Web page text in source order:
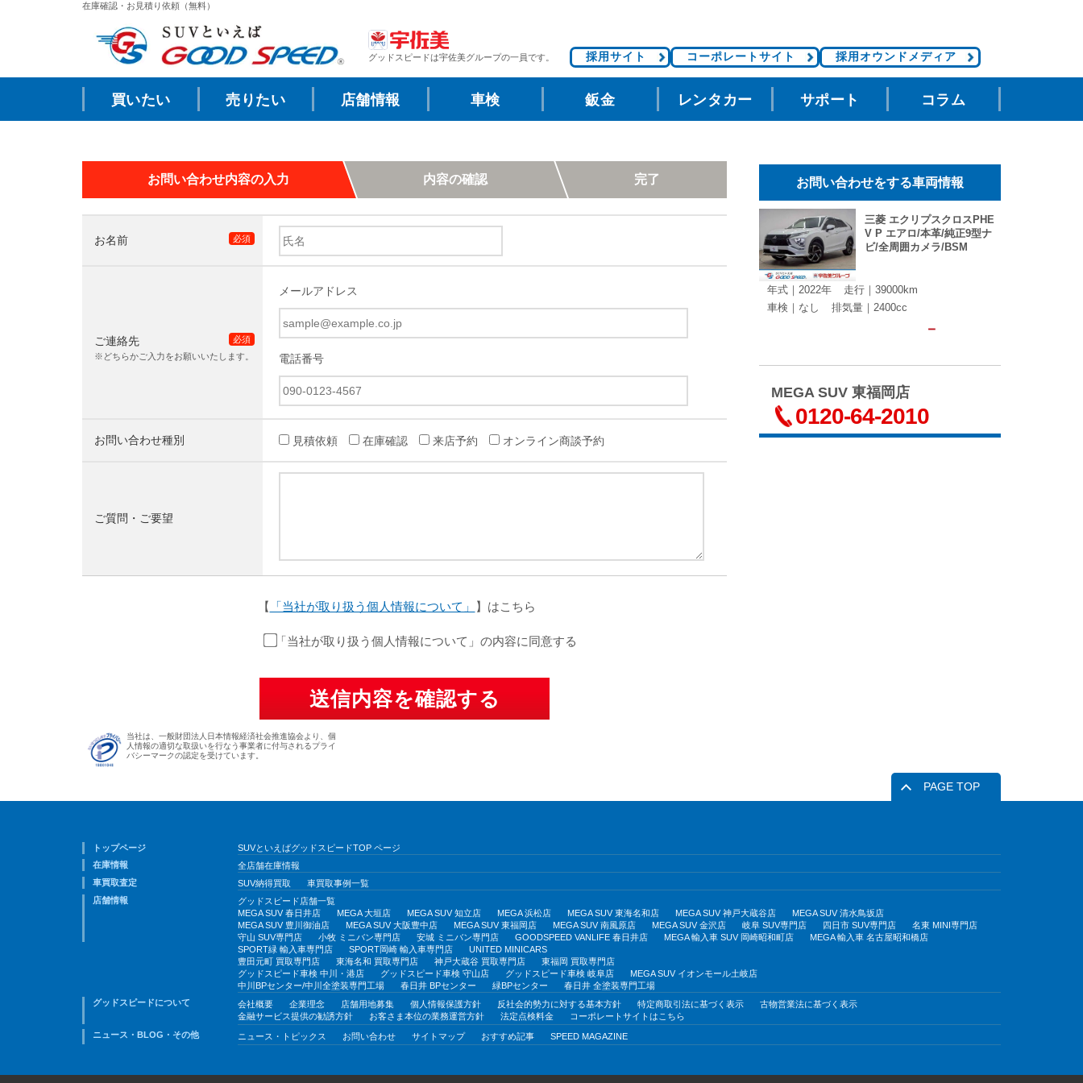
在庫確認・お見積り依頼（無料）
グッドスピードは宇佐美グループの一員です。 採用サイト コーポレートサイト 採用オウンドメディア
買いたい 売りたい 店舗情報 車検 鈑金 レンタカー サポート コラム
お問い合わせをする車両情報
三菱 エクリプスクロスPHE
V P エアロ/本革/純正9型ナ
ビ/全周囲カメラ/BSM
年式｜2022年
走行｜39000km
車検｜なし
排気量｜2400cc
－
MEGA SUV 東福岡店
0120-64-2010
お問い合わせ内容の入力 内容の確認 完了
お名前 必須
ご連絡先
必須
※どちらかご入力をお願いいたします。
メールアドレス
電話番号
お問い合わせ種別 見積依頼 在庫確認 来店予約 オンライン商談予約
ご質問・ご要望
【 「当社が取り扱う個人情報について」 】はこちら
「当社が取り扱う個人情報について」の内容に同意する
PAGE TOP
トップページ
SUVといえばグッドスピードTOP ページ
在庫情報
全店舗在庫情報
車買取査定
SUV納得買取
車買取事例一覧
店舗情報
グッドスピード店舗一覧
MEGA SUV 春日井店
MEGA 大垣店 MEGA SUV 知立店 MEGA 浜松店 MEGA SUV 東海名和店 MEGA SUV 神戸大蔵谷店
MEGA SUV 清水鳥坂店
MEGA SUV 豊川御油店
MEGA SUV 大阪豊中店 MEGA SUV 東福岡店 MEGA SUV 南風原店 MEGA SUV 金沢店 岐阜 SUV専門店 四日市 SUV専門店
名東 MINI専門店
守山 SUV専門店
小牧 ミニバン専門店 安城 ミニバン専門店 GOODSPEED VANLIFE 春日井店 MEGA 輸入車 SUV 岡崎昭和町店
MEGA 輸入車 名古屋昭和橋店
SPORT緑 輸入車専門店
SPORT岡崎 輸入車専門店
UNITED MINICARS
豊田元町 買取専門店
東海名和 買取専門店 神戸大蔵谷 買取専門店
東福岡 買取専門店
グッドスピード車検 中川・港店
グッドスピード車検 守山店 グッドスピード車検 岐阜店
MEGA SUV イオンモール土岐店
中川BPセンター/中川全塗装専門工場
春日井 BPセンター 緑BPセンター
春日井 全塗装専門工場
グッドスピードについて
会社概要 企業理念 店舗用地募集 個人情報保護方針 反社会的勢力に対する基本方針 特定商取引法に基づく表示
古物営業法に基づく表示
金融サービス提供の勧誘方針
お客さま本位の業務運営方針 法定点検料金
コーポレートサイトはこちら
ニュース・BLOG・その他
ニュース・トピックス お問い合わせ サイトマップ おすすめ記事 SPEED MAGAZINE
当社は、一般財団法人日本情報経済社会推進協会より、個
人情報の適切な取扱いを行なう事業者に付与されるプライ
バシーマークの認定を受けています。